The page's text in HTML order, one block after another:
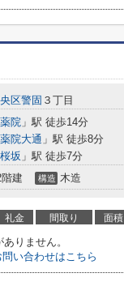
区警固 ３丁目
薬院 」駅 徒歩14分
薬院大通 」駅 徒歩8分
桜坂 」駅 徒歩7分
建 構造 木造
礼金 間取り 面積
りません。
い合わせはこちら